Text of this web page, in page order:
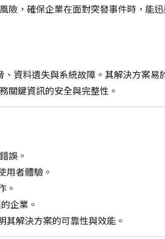
險，確保企業在面對突發事件時，能
資料遺失與系統故障。 其解決方案易
關鍵資訊的安全與完整性。
誤。
用者體驗。
。
企業。
解決方案的可靠性與效能。